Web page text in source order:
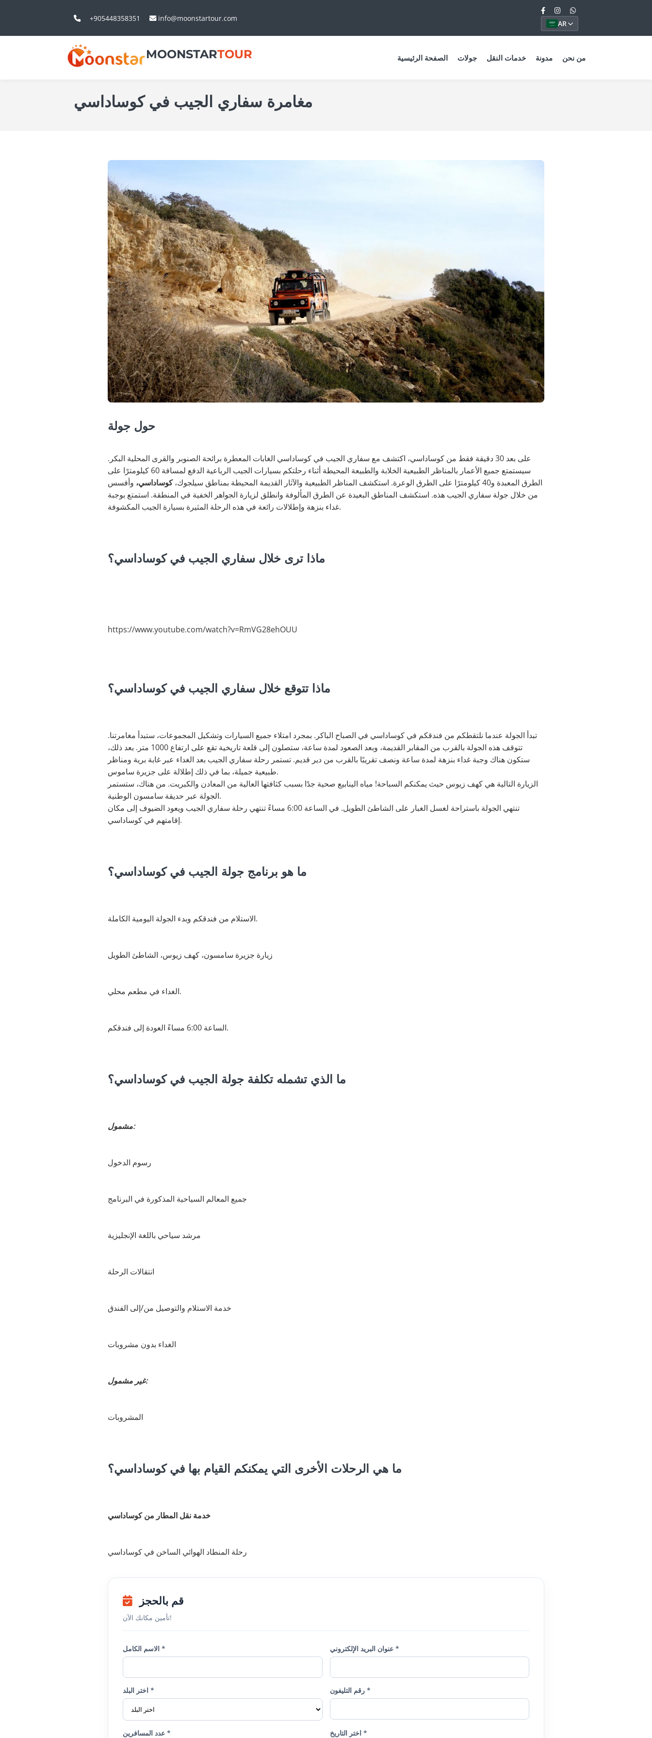
+905448358351 info@moonstartour.com
AR
MOONSTARTOUR الصفحة الرئيسية جولات خدمات النقل مدونة من نحن
مغامرة سفاري الجيب في كوساداسي
حول جولة
على بعد 30 دقيقة فقط من كوساداسي، اكتشف مع سفاري الجيب في كوساداسي الغابات المعطرة برائحة الصنوبر والقرى المحلية البكر.
سيستمتع جميع الأعمار بالمناظر الطبيعية الخلابة والطبيعة المحيطة أثناء رحلتكم بسيارات الجيب الرباعية الدفع لمسافة 60 كيلومترًا على
الطرق المعبدة و40 كيلومترًا على الطرق الوعرة. استكشف المناظر الطبيعية والآثار القديمة المحيطة بمناطق سيلجوك،
كوساداسي، وأفسس
من خلال جولة سفاري الجيب هذه. استكشف المناطق البعيدة عن الطرق المألوفة وانطلق لزيارة الجواهر الخفية في المنطقة. استمتع بوجبة
غداء بنزهة وإطلالات رائعة في هذه الرحلة المثيرة بسيارة الجيب المكشوفة.
ماذا ترى خلال سفاري الجيب في كوساداسي؟
https://www.youtube.com/watch?v=RmVG28ehOUU
ماذا تتوقع خلال سفاري الجيب في كوساداسي؟
تبدأ الجولة عندما نلتقطكم من فندقكم في كوساداسي في الصباح الباكر. بمجرد امتلاء جميع السيارات وتشكيل المجموعات، ستبدأ مغامرتنا.
تتوقف هذه الجولة بالقرب من المقابر القديمة، وبعد الصعود لمدة ساعة، ستصلون إلى قلعة تاريخية تقع على ارتفاع 1000 متر. بعد ذلك،
ستكون هناك وجبة غداء بنزهة لمدة ساعة ونصف تقريبًا بالقرب من دير قديم. تستمر رحلة سفاري الجيب بعد الغداء عبر غابة برية ومناظر
طبيعية جميلة، بما في ذلك إطلالة على جزيرة ساموس.
الزيارة التالية هي كهف زيوس حيث يمكنكم السباحة! مياه الينابيع صحية جدًا بسبب كثافتها العالية من المعادن والكبريت. من هناك، ستستمر
الجولة عبر حديقة سامسون الوطنية.
تنتهي الجولة باستراحة لغسل الغبار على الشاطئ الطويل. في الساعة 6:00 مساءً تنتهي رحلة سفاري الجيب ويعود الضيوف إلى مكان
إقامتهم في كوساداسي.
ما هو برنامج جولة الجيب في كوساداسي؟
الاستلام من فندقكم وبدء الجولة اليومية الكاملة.
زيارة جزيرة سامسون، كهف زيوس، الشاطئ الطويل
الغداء في مطعم محلي.
الساعة 6:00 مساءً العودة إلى فندقكم.
ما الذي تشمله تكلفة جولة الجيب في كوساداسي؟
مشمول:
رسوم الدخول
جميع المعالم السياحية المذكورة في البرنامج
مرشد سياحي باللغة الإنجليزية
انتقالات الرحلة
خدمة الاستلام والتوصيل من/إلى الفندق
الغداء بدون مشروبات
غير مشمول:
المشروبات
ما هي الرحلات الأخرى التي يمكنكم القيام بها في كوساداسي؟
خدمة نقل المطار من كوساداسي
رحلة المنطاد الهوائي الساخن في كوساداسي
قم بالحجز
تأمين مكانك الآن!
الاسم الكامل * عنوان البريد الإلكتروني *
اختر البلد * رقم التليفون *
عدد المسافرين * اختر التاريخ *